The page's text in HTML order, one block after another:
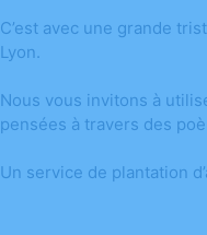
C’est avec une grande
Lyon.
Nous vous invitons à
pensées à travers des
Un service de plantation